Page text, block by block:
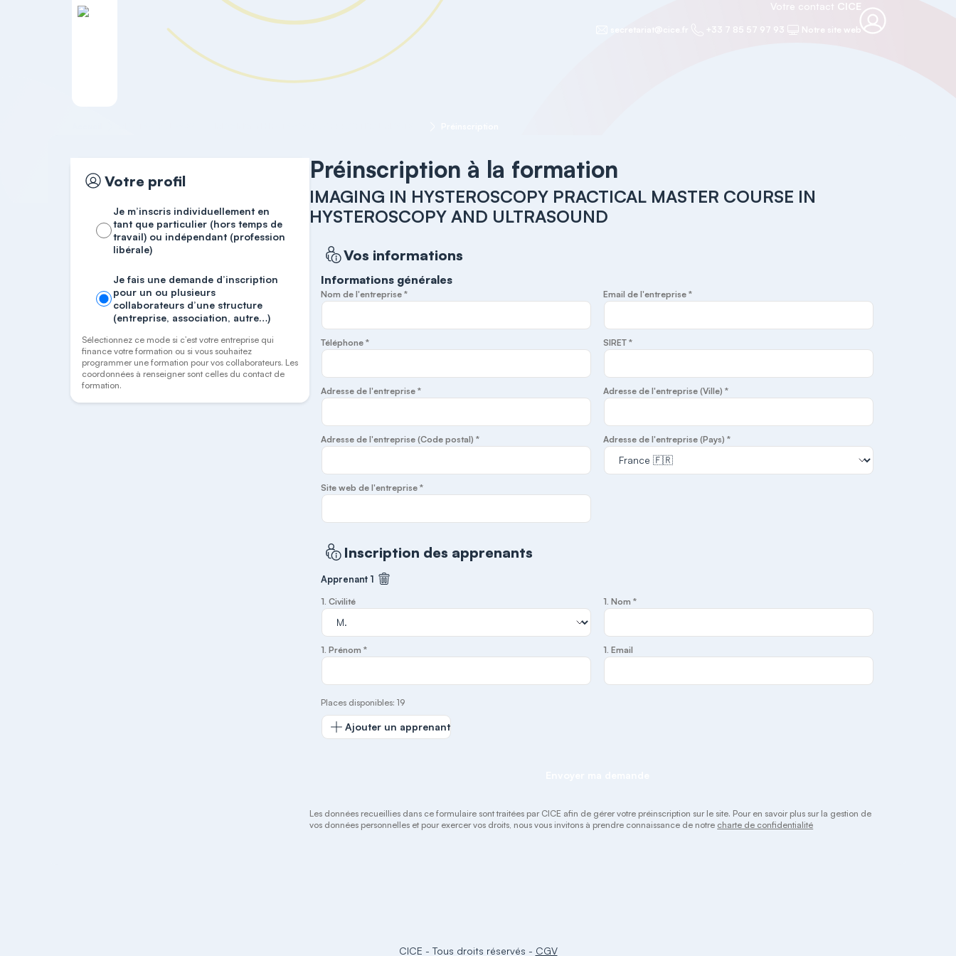
Votre contact CICE
+33 7 85 57 97 93 Notre site web
Votre profil
Je m’inscris individuellement en
tant que particulier (hors temps de
travail) ou indépendant (profession
libérale)
Je fais une demande d’inscription
pour un ou plusieurs
collaborateurs d’une structure
(entreprise, association, autre…)
Sélectionnez ce mode si c’est votre entreprise qui
finance votre formation ou si vous souhaitez
programmer une formation pour vos collaborateurs. Les
coordonnées à renseigner sont celles du contact de
formation.
Préinscription à la formation
IMAGING IN HYSTEROSCOPY PRACTICAL MASTER COURSE IN
HYSTEROSCOPY AND ULTRASOUND
Vos informations
Informations générales
Nom de l'entreprise * Email de l'entreprise *
Téléphone * SIRET *
Adresse de l'entreprise * Adresse de l'entreprise (Ville) *
Adresse de l'entreprise (Code postal) * Adresse de l'entreprise (Pays) *
Site web de l'entreprise *
Inscription des apprenants
Apprenant 1 Supprimer cet apprenant
1. Civilité 1. Nom *
1. Prénom * 1. Email
Places disponibles: 19
Ajouter un apprenant
Les données recueillies dans ce formulaire sont traitées par CICE afin de gérer votre préinscription sur le site. Pour en savoir plus sur la gestion de
vos données personnelles et pour exercer vos droits, nous vous invitons à prendre connaissance de notre charte de confidentialité
CICE - Tous droits réservés - CGV